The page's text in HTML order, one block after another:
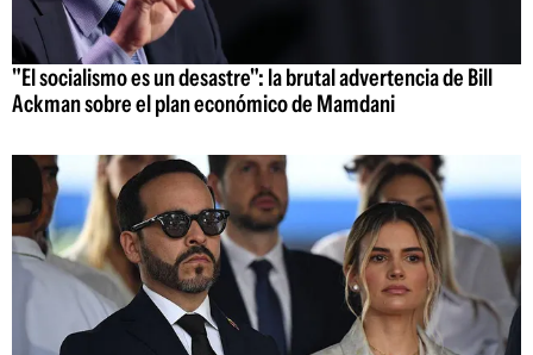
"El socialismo es un desastre": la brutal advertencia de Bill
Ackman sobre el plan económico de Mamdani